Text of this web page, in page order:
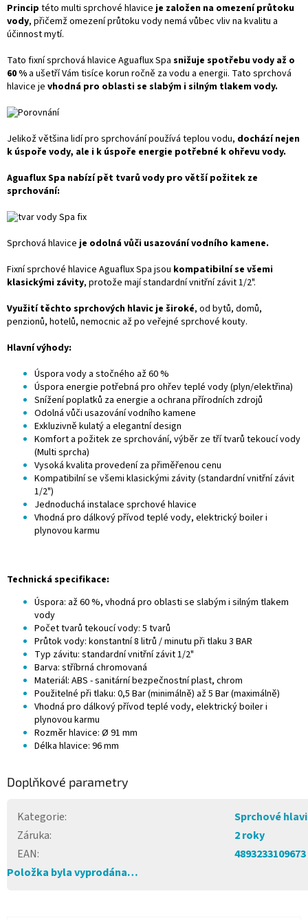
Princip této multi sprchové hlavice je založen na omezení průtoku
vody, přičemž omezení průtoku vody nemá vůbec vliv na kvalitu a
účinnost mytí.
Tato fixní sprchová hlavice Aguaflux Spa snižuje spotřebu vody až o
60 % a ušetří Vám tisíce korun ročně za vodu a energii. Tato sprchová
hlavice je vhodná pro oblasti se slabým i silným tlakem vody.
Jelikož většina lidí pro sprchování používá teplou vodu, dochází nejen
k úspoře vody, ale i k úspoře energie potřebné k ohřevu vody.
Aguaflux Spa nabízí pět tvarů vody pro větší požitek ze
sprchování:
Sprchová hlavice je odolná vůči usazování vodního kamene.
Fixní sprchové hlavice Aguaflux Spa jsou kompatibilní se všemi
klasickými závity, protože mají standardní vnitřní závit 1/2".
Využití těchto sprchových hlavic je široké, od bytů, domů,
penzionů, hotelů, nemocnic až po veřejné sprchové kouty.
Hlavní výhody:
Úspora vody a stočného až 60 %
Úspora energie potřebná pro ohřev teplé vody (plyn/elektřina)
Snížení poplatků za energie a ochrana přírodních zdrojů
Odolná vůči usazování vodního kamene
Exkluzivně kulatý a elegantní design
Komfort a požitek ze sprchování, výběr ze tří tvarů tekoucí vody
(Multi sprcha)
Vysoká kvalita provedení za přiměřenou cenu
Kompatibilní se všemi klasickými závity (standardní vnitřní závit
1/2")
Jednoduchá instalace sprchové hlavice
Vhodná pro dálkový přívod teplé vody, elektrický boiler i
plynovou karmu
Technická specifikace:
Úspora: až 60 %, vhodná pro oblasti se slabým i silným tlakem
vody
Počet tvarů tekoucí vody: 5 tvarů
Průtok vody: konstantní 8 litrů / minutu při tlaku 3 BAR
Typ závitu: standardní vnitřní závit 1/2"
Barva: stříbrná chromovaná
Materiál: ABS - sanitární bezpečnostní plast, chrom
Použitelné při tlaku: 0,5 Bar (minimálně) až 5 Bar (maximálně)
Vhodná pro dálkový přívod teplé vody, elektrický boiler i
plynovou karmu
Rozměr hlavice: Ø 91 mm
Délka hlavice: 96 mm
Doplňkové parametry
Kategorie:
Sprchové
Záruka:
2 roky
EAN:
4893233109673
Položka byla vyprodána…